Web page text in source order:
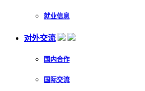
就业信息
对外交流
国内合作
国际交流